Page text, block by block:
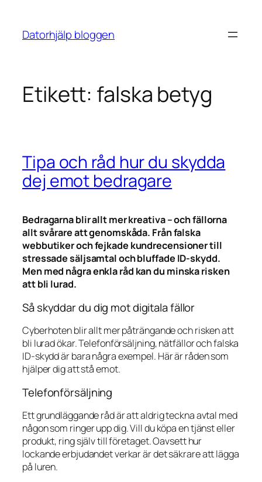
innehåll
Datorhjälp bloggen
Etikett: falska betyg
Tipa och råd hur du skydda
dej emot bedragare
Bedragarna blir allt mer kreativa – och fällorna
allt svårare att genomskåda. Från falska
webbutiker och fejkade kundrecensioner till
stressade säljsamtal och bluffade ID-skydd.
Men med några enkla råd kan du minska risken
att bli lurad.
Så skyddar du dig mot digitala fällor
Cyberhoten blir allt mer påträngande och risken att
bli lurad ökar. Telefonförsäljning, nätfällor och falska
ID-skydd är bara några exempel. Här är råden som
hjälper dig att stå emot.
Telefonförsäljning
Ett grundläggande råd är att aldrig teckna avtal med
någon som ringer upp dig. Vill du köpa en tjänst eller
produkt, ring själv till företaget. Oavsett hur
lockande erbjudandet verkar är det säkrare att lägga
på luren.